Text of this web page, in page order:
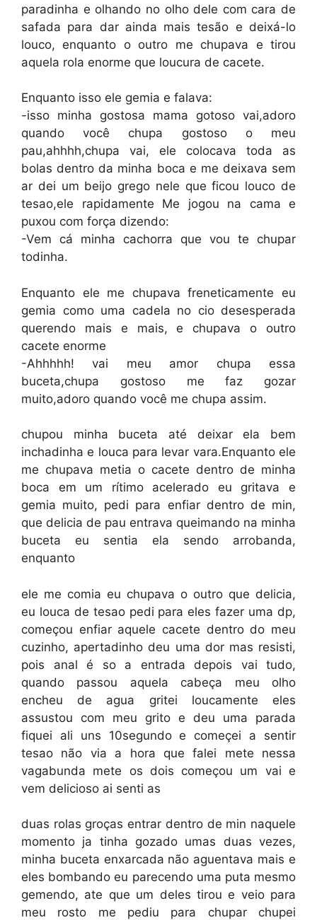
paradinha e olhando no olho dele com cara de
safada para dar ainda mais tesão e deixá-lo
louco, enquanto o outro me chupava e tirou
aquela rola enorme que loucura de cacete.
Enquanto isso ele gemia e falava:
-isso minha gostosa mama gotoso vai,adoro
quando você chupa gostoso o meu
pau,ahhhh,chupa vai, ele colocava toda as
bolas dentro da minha boca e me deixava sem
ar dei um beijo grego nele que ficou louco de
tesao,ele rapidamente Me jogou na cama e
puxou com força dizendo:
-Vem cá minha cachorra que vou te chupar
todinha.
Enquanto ele me chupava freneticamente eu
gemia como uma cadela no cio desesperada
querendo mais e mais, e chupava o outro
cacete enorme
-Ahhhhh! vai meu amor chupa essa
buceta,chupa gostoso me faz gozar
muito,adoro quando você me chupa assim.
chupou minha buceta até deixar ela bem
inchadinha e louca para levar vara.Enquanto ele
me chupava metia o cacete dentro de minha
boca em um rítimo acelerado eu gritava e
gemia muito, pedi para enfiar dentro de min,
que delicia de pau entrava queimando na minha
buceta eu sentia ela sendo arrobanda,
enquanto
ele me comia eu chupava o outro que delicia,
eu louca de tesao pedi para eles fazer uma dp,
começou enfiar aquele cacete dentro do meu
cuzinho, apertadinho deu uma dor mas resisti,
pois anal é so a entrada depois vai tudo,
quando passou aquela cabeça meu olho
encheu de agua gritei loucamente eles
assustou com meu grito e deu uma parada
fiquei ali uns 10segundo e começei a sentir
tesao não via a hora que falei mete nessa
vagabunda mete os dois começou um vai e
vem delicioso ai senti as
duas rolas groças entrar dentro de min naquele
momento ja tinha gozado umas duas vezes,
minha buceta enxarcada não aguentava mais e
eles bombando eu parecendo uma puta mesmo
gemendo, ate que um deles tirou e veio para
meu rosto me pediu para chupar chupei